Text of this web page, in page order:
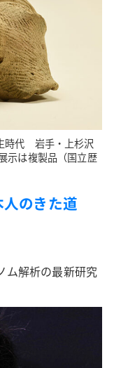
時代 岩手・上杉沢
は複製品（国立歴
のきた道
ム解析の最新研究